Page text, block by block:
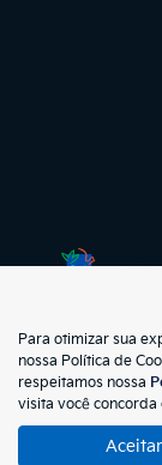
No
73.695.397/
Para otimizar sua
nossa Política de
respeitamos nossa
visita você concorda
Aceitar